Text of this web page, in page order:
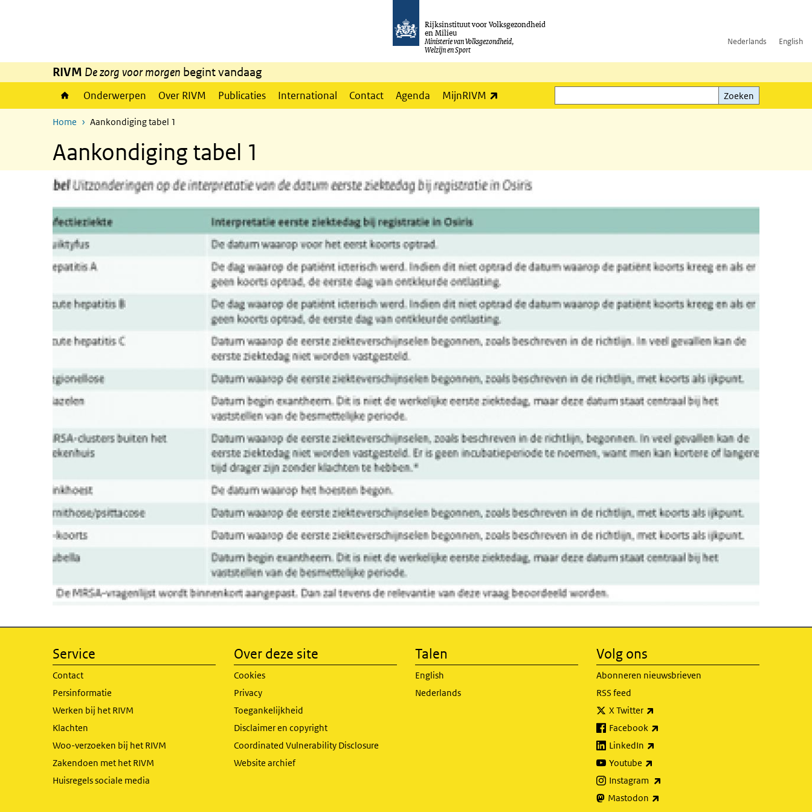
Rijksinstituut voor Volksgezondheid
en Milieu
Ministerie van Volksgezondheid,
Welzijn en Sport
Nederlands English
RIVM De zorg voor morgen begint vandaag
Onderwerpen Over RIVM Publicaties International Contact Agenda MijnRIVM
Zoeken
Zoeken
Home Aankondiging tabel 1
Aankondiging tabel 1
Service
Contact
Persinformatie
Werken bij het RIVM
Klachten
Woo-verzoeken bij het RIVM
Zakendoen met het RIVM
Huisregels sociale media
Over deze site
Cookies
Privacy
Toegankelijkheid
Disclaimer en copyright
Coordinated Vulnerability Disclosure
Website archief
Talen
English
Nederlands
Volg ons
Abonneren nieuwsbrieven
RSS feed
X Twitter
Facebook
LinkedIn
Youtube
Instagram
Mastodon